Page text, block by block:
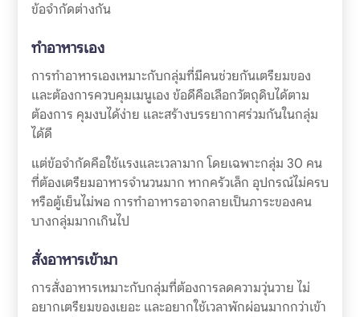
ข้อจำกัดต่างกัน
ทำอาหารเอง
การทำอาหารเองเหมาะกับกลุ่มที่มีคนช่วยกันเตรียมของ
และต้องการควบคุมเมนูเอง ข้อดีคือเลือกวัตถุดิบได้ตาม
ต้องการ คุมงบได้ง่าย และสร้างบรรยากาศร่วมกันในกลุ่ม
ได้ดี
แต่ข้อจำกัดคือใช้แรงและเวลามาก โดยเฉพาะกลุ่ม 30 คน
ที่ต้องเตรียมอาหารจำนวนมาก หากครัวเล็ก อุปกรณ์ไม่ครบ
หรือตู้เย็นไม่พอ การทำอาหารอาจกลายเป็นภาระของคน
บางกลุ่มมากเกินไป
สั่งอาหารเข้ามา
การสั่งอาหารเหมาะกับกลุ่มที่ต้องการลดความวุ่นวาย ไม่
อยากเตรียมของเยอะ และอยากใช้เวลาพักผ่อนมากกว่าเข้า